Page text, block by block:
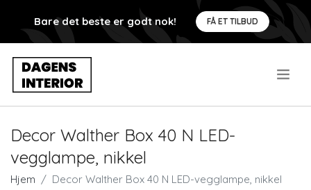
Bare det beste er godt nok! FÅ ET TILBUD
Decor Walther Box 40 N LED-
vegglampe, nikkel
Hjem Decor Walther Box 40 N LED-vegglampe, nikkel